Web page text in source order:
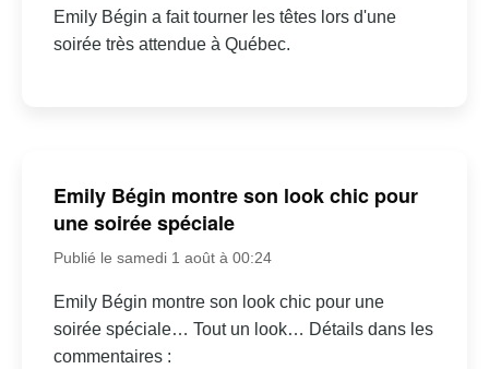
Emily Bégin a fait tourner les têtes lors d'une
soirée très attendue à Québec.
Emily Bégin montre son look chic pour
une soirée spéciale
Publié le samedi 1 août à 00:24
Emily Bégin montre son look chic pour une
soirée spéciale… Tout un look… Détails dans les
commentaires :